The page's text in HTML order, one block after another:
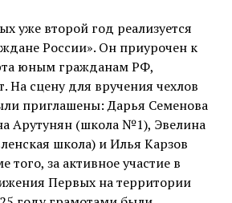
уже второй год реализуется
России». Он приурочен к
юным гражданам РФ,
На сцену для вручения чехлов
приглашены: Дарья Семенова
Арутунян (школа №1), Эвелина
школа) и Илья Карзов
за активное участие в
Первых на территории